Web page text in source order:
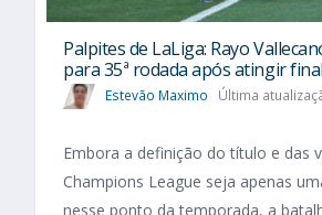
Palpites de LaLiga: Rayo
para 35ª rodada após atingir
Estevão Maximo Última
Embora a definição do título e das
Champions League seja apenas
nesse ponto da temporada, a